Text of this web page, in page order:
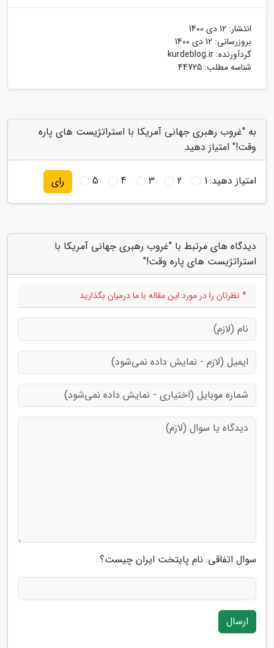
انتشار: 12 دی 1400
بروزرسانی: 12 دی 1400
گردآورنده: kurdeblog.ir
شناسه مطلب: 44725
به "غروب رهبری جهانی آمریکا با استراتژیست های پاره
وقت!" امتیاز دهید
امتیاز دهید:1
2
3
4
5 رای
دیدگاه های مرتبط با "غروب رهبری جهانی آمریکا با
استراتژیست های پاره وقت!"
* نظرتان را در مورد این مقاله با ما درمیان بگذارید
سوال اتفاقی: نام پایتخت ایران چیست؟
ارسال